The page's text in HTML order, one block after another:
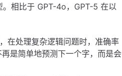
相比于 GPT-4o，GPT-5 在以
在处理复杂逻辑问题时，准确率
是简单地预测下一个字，而是会